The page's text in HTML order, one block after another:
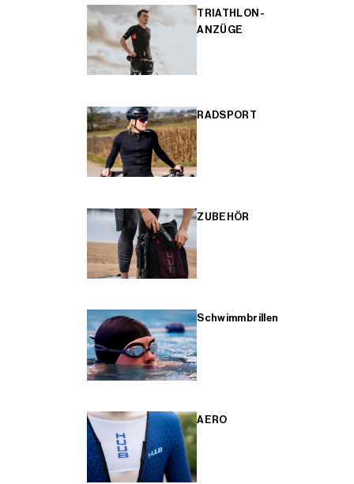
TRIATHLON-
ANZÜGE
RADSPORT
ZUBEHÖR
Schwimmbrillen
AERO